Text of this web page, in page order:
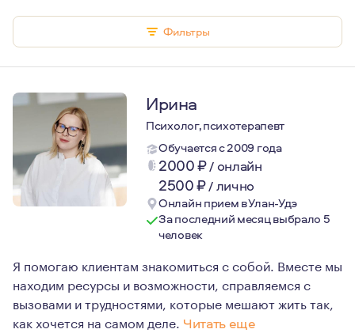
Фильтры
Ирина
Психолог, психотерапевт
Обучается с 2009 года
2000₽/ онлайн
2500₽/лично
Онлайн прием в Улан-Удэ
За последний месяц выбрало 5
человек
Я помогаю клиентам знакомиться с собой. Вместе мы
находим ресурсы и возможности, справляемся с
вызовами и трудностями, которые мешают жить так,
как хочется на самом деле. Читать еще